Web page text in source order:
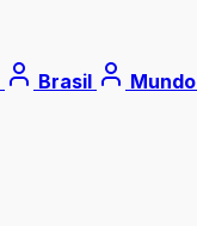
Brasil Mundo